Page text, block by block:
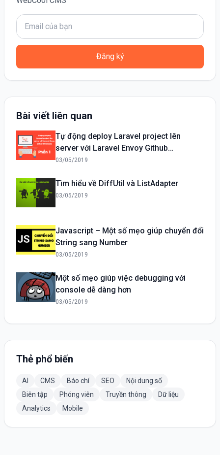
Đăng ký
Bài viết liên quan
Tự động deploy Laravel project lên
server với Laravel Envoy Github
Webhooks – phần 1
03/05/2019
Tìm hiểu về DiffUtil và ListAdapter
03/05/2019
Javascript – Một số mẹo giúp chuyển đổi
String sang Number
03/05/2019
Một số mẹo giúp việc debugging với
console dễ dàng hơn
03/05/2019
Thẻ phổ biến
AI CMS Báo chí SEO
Nội dung số
Biên tập
Phóng viên Truyền thông
Dữ liệu
Analytics
Mobile